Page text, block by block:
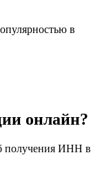
в
онлайн?
получения ИНН в